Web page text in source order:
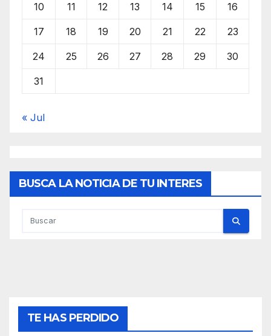
10 11 12 13 14 15 16
17 18 19 20 21 22 23
24 25 26 27 28 29 30
31
« Jul
BUSCA LA NOTICIA DE TU INTERES
TE HAS PERDIDO